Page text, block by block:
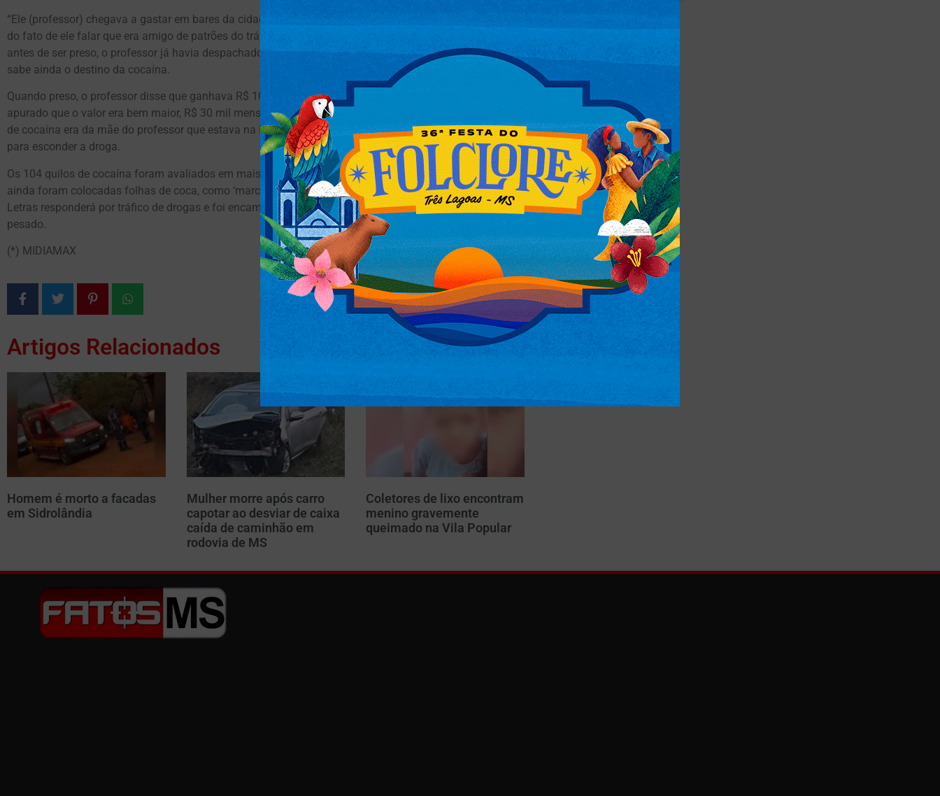
“Ele (professor) chegava a gastar em bares da cidade mais de R$ 1 mil, o que chamou a atenção, além
do fato de ele falar que era amigo de patrões do tráfico”, disse o delegado. Ainda segundo informações,
antes de ser preso, o professor já havia despachado no dia anterior cerca de 50 quilos da droga. Não se
sabe ainda o destino da cocaína.
Quando preso, o professor disse que ganhava R$ 10 mil por semana para guardar a cocaína, mas foi
apurado que o valor era bem maior, R$ 30 mil mensais. A casa onde estava armazenada a pasta base
de cocaína era da mãe do professor que estava na Espanha há cerca de seis meses, e ele usava o local
para esconder a droga.
Os 104 quilos de cocaína foram avaliados em mais de R$ 2 milhões. Nos tabletes da droga apreendidos
ainda foram colocadas folhas de coca, como ‘marca’. Conforme a polícia, o professor formado em
Letras responderá por tráfico de drogas e foi encaminhado para a Defron, onde o entorpecente foi
pesado.
(*) MIDIAMAX
Artigos Relacionados
Homem é morto a facadas
em Sidrolândia
Mulher morre após carro
capotar ao desviar de caixa
caída de caminhão em
rodovia de MS
Coletores de lixo encontram
menino gravemente
queimado na Vila Popular